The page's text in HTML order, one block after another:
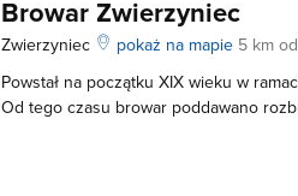
Browar Zwierzyniec
Zwierzyniec pokaż na mapie 5 km
Powstał na początku XIX wieku w
Od tego czasu browar poddawano